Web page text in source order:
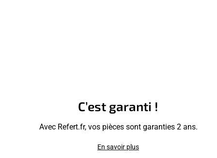
C’est garanti !
Avec Refert.fr, vos pièces sont garanties 2 ans.
En savoir plus